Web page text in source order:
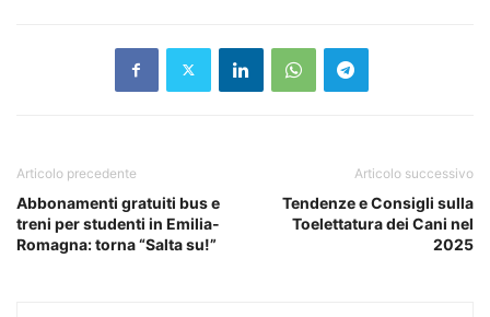
Articolo precedente
Abbonamenti gratuiti bus e
treni per studenti in Emilia-
Romagna: torna “Salta su!”
Articolo successivo
Tendenze e Consigli sulla
Toelettatura dei Cani nel
2025